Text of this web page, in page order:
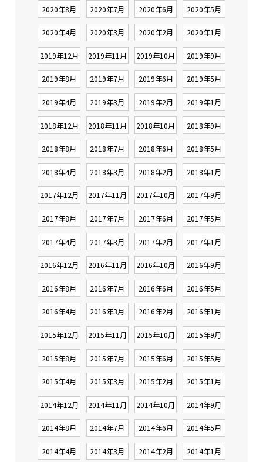
2020年8月 2020年7月 2020年6月 2020年5月
2020年4月 2020年3月 2020年2月 2020年1月
2019年12月 2019年11月 2019年10月 2019年9月
2019年8月 2019年7月 2019年6月 2019年5月
2019年4月 2019年3月 2019年2月 2019年1月
2018年12月 2018年11月 2018年10月 2018年9月
2018年8月 2018年7月 2018年6月 2018年5月
2018年4月 2018年3月 2018年2月 2018年1月
2017年12月 2017年11月 2017年10月 2017年9月
2017年8月 2017年7月 2017年6月 2017年5月
2017年4月 2017年3月 2017年2月 2017年1月
2016年12月 2016年11月 2016年10月 2016年9月
2016年8月 2016年7月 2016年6月 2016年5月
2016年4月 2016年3月 2016年2月 2016年1月
2015年12月 2015年11月 2015年10月 2015年9月
2015年8月 2015年7月 2015年6月 2015年5月
2015年4月 2015年3月 2015年2月 2015年1月
2014年12月 2014年11月 2014年10月 2014年9月
2014年8月 2014年7月 2014年6月 2014年5月
2014年4月 2014年3月 2014年2月 2014年1月